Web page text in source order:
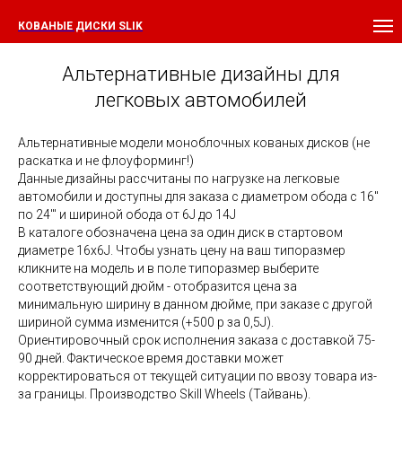
КОВАНЫЕ ДИСКИ SLIK
Альтернативные дизайны для
легковых автомобилей
Альтернативные модели моноблочных кованых дисков (не
раскатка и не флоуформинг!)
Данные дизайны рассчитаны по нагрузке на легковые
автомобили и доступны для заказа с диаметром обода с 16"
по 24"' и шириной обода от 6J до 14J
В каталоге обозначена цена за один диск в стартовом
диаметре 16x6J. Чтобы узнать цену на ваш типоразмер
кликните на модель и в поле типоразмер выберите
соответствующий дюйм - отобразится цена за
минимальную ширину в данном дюйме, при заказе с другой
шириной сумма изменится (+500 р за 0,5J).
Ориентировочный срок исполнения заказа с доставкой 75-
90 дней. Фактическое время доставки может
корректироваться от текущей ситуации по ввозу товара из-
за границы. Производство Skill Wheels (Тайвань).